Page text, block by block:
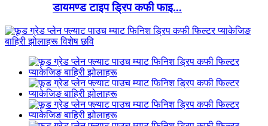
डायमण्ड टाइप ड्रिप कफी फाइ...